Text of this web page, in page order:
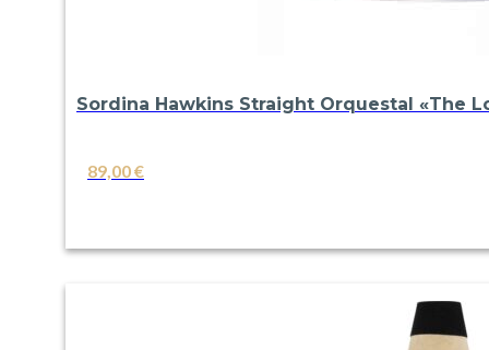
Sordina Hawkins Straight Orquestal «The
89,00€